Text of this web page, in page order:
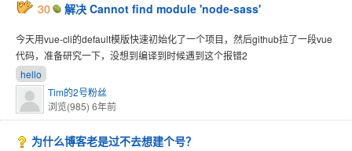
30 解决 Cannot find module 'node-sass'
今天用vue-cli的default模版快速初始化了一个项目，然后github拉了一段vue
代码，准备研究一下，没想到编译到时候遇到这个报错2
hello
Tim的2号粉丝
浏览(985) 6年前
为什么博客老是过不去想建个号？